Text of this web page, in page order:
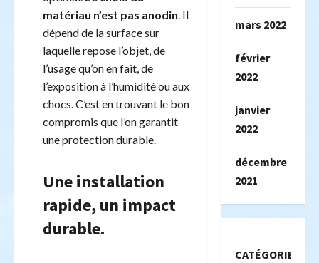
matériau n’est pas anodin. Il
dépend de la surface sur
laquelle repose l’objet, de
l’usage qu’on en fait, de
l’exposition à l’humidité ou aux
chocs. C’est en trouvant le bon
compromis que l’on garantit
une protection durable.
Une installation
rapide, un impact
durable.
mars 2022
février
2022
janvier
2022
décembre
2021
CATÉGORIES